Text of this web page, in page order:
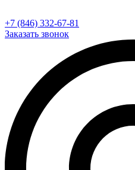
+7 (846) 332-67-81
Заказать звонок